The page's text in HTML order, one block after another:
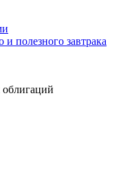
и полезного завтрака